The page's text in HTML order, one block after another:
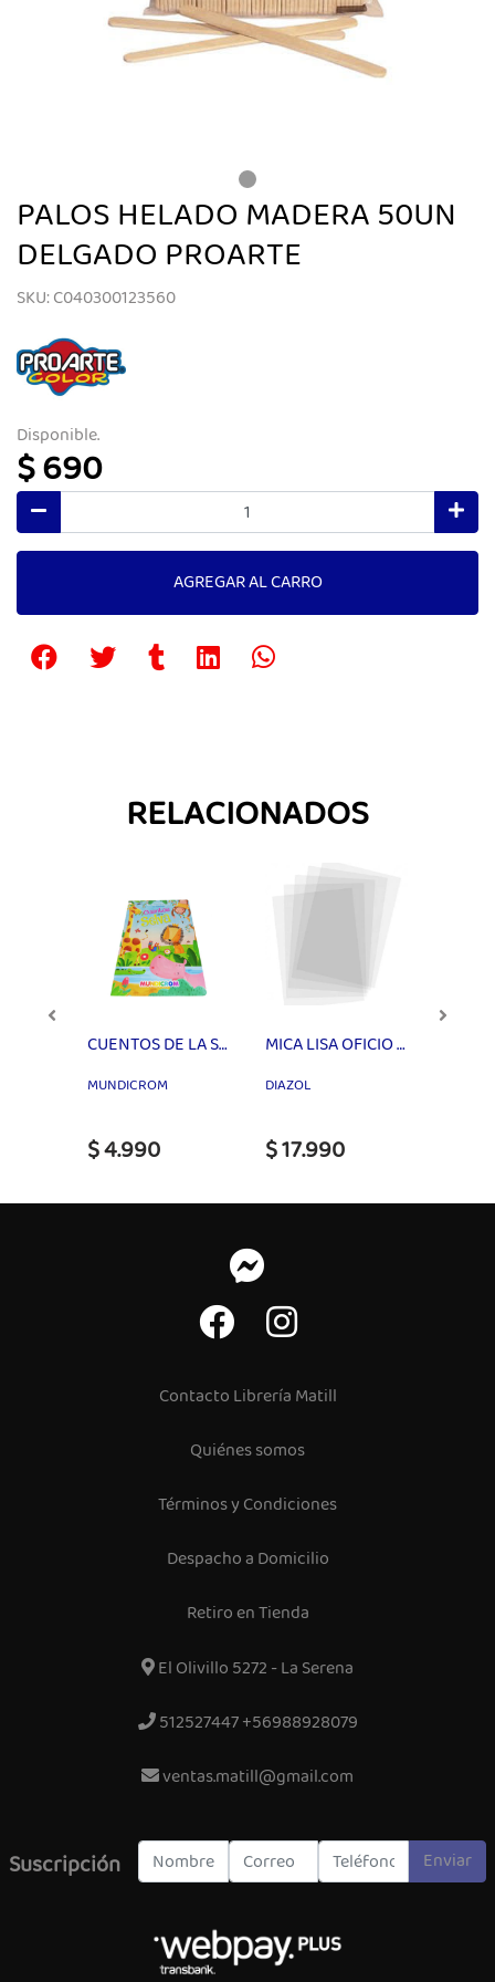
PALOS HELADO MADERA 50UN
DELGADO PROARTE
SKU: C040300123560
Disponible.
$ 690
AGREGAR AL CARRO
RELACIONADOS
CUENTOS DE LA SELVA MUNDICROM
MUNDICROM
$ 4.990
MICA LISA OFICIO NATURAL
DIAZOL
$ 17.990
Contacto Librería Matill
Quiénes somos
Términos y Condiciones
Despacho a Domicilio
Retiro en Tienda
El Olivillo 5272 - La Serena
512527447 +56988928079
ventas.matill@gmail.com
Suscripción Enviar